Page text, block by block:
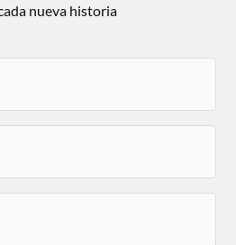
nueva historia